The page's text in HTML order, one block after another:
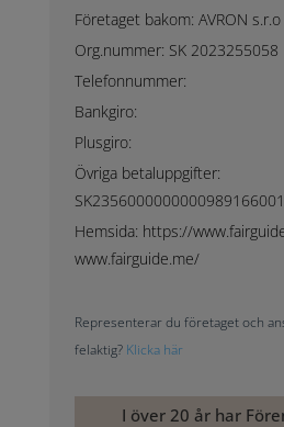
Företaget bakom: AVRON s.r.o
Org.nummer: SK 2023255058
Telefonnummer:
Bankgiro:
Plusgiro:
Övriga betaluppgifter:
SK2356000000000989166001
Hemsida: https://
www.fairguide.me/
Representerar du företaget och
felaktig? Klicka här
I över 20 år har